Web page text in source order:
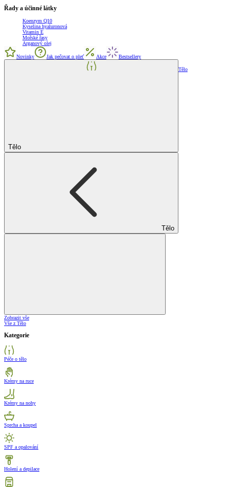
Řady a účinné látky
Koenzym Q10
Kyselina hyaluronová
Vitamin E
Mořské řasy
Arganový olej
Novinky Jak pečovat o pleť Akce Bestsellery
Tělo
Tělo
Tělo
Zobrazit vše
Vše z Tělo
Kategorie
Péče o tělo
Krémy na ruce
Krémy na nohy
Sprcha a koupel
SPF a opalování
Holení a depilace